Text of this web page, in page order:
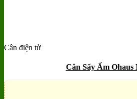
Add to wishlist
Cân điện tử
Cân Sấy Ẩm Ohaus